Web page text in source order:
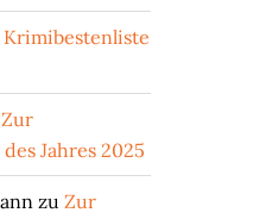
Zur
Jahres 2025
zu Zur